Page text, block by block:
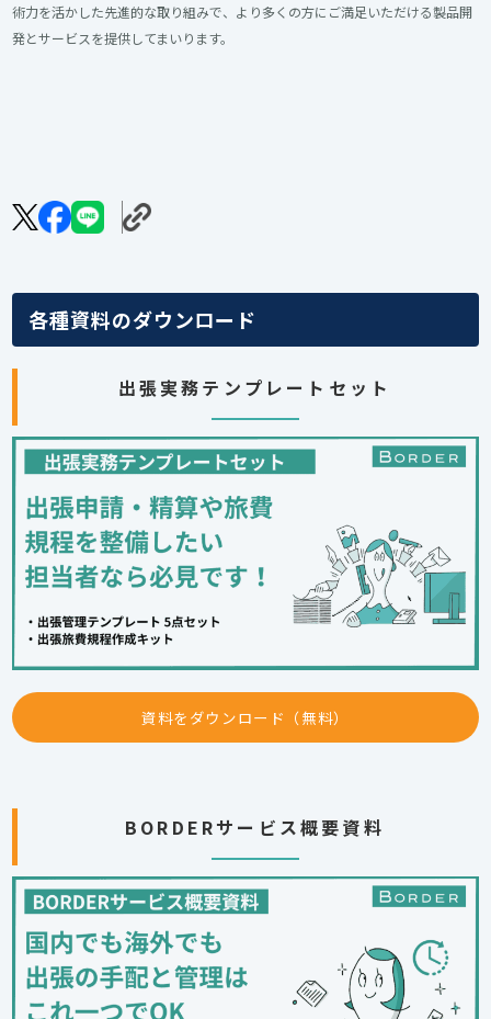
術力を活かした先進的な取り組みで、より多くの方にご満足いただける製品開
発とサービスを提供してまいります。
各種資料のダウンロード
出張実務テンプレートセット
資料をダウンロード（無料）
BORDERサービス概要資料